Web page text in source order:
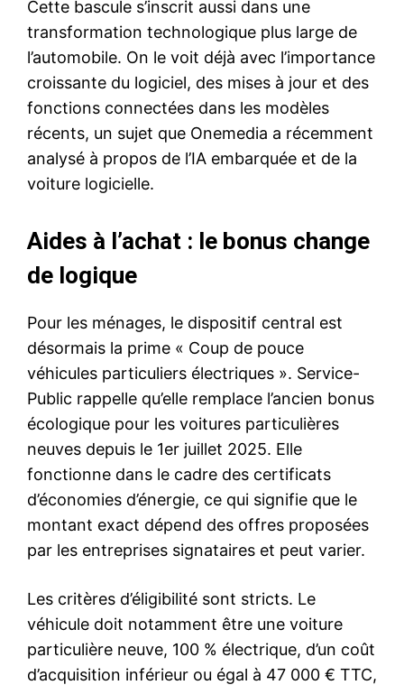
Cette bascule s’inscrit aussi dans une
transformation technologique plus large de
l’automobile. On le voit déjà avec l’importance
croissante du logiciel, des mises à jour et des
fonctions connectées dans les modèles
récents, un sujet que Onemedia a récemment
analysé à propos de l’IA embarquée et de la
voiture logicielle.
Aides à l’achat : le bonus change
de logique
Pour les ménages, le dispositif central est
désormais la prime « Coup de pouce
véhicules particuliers électriques ». Service-
Public rappelle qu’elle remplace l’ancien bonus
écologique pour les voitures particulières
neuves depuis le 1er juillet 2025. Elle
fonctionne dans le cadre des certificats
d’économies d’énergie, ce qui signifie que le
montant exact dépend des offres proposées
par les entreprises signataires et peut varier.
Les critères d’éligibilité sont stricts. Le
véhicule doit notamment être une voiture
particulière neuve, 100 % électrique, d’un coût
d’acquisition inférieur ou égal à 47 000 € TTC,